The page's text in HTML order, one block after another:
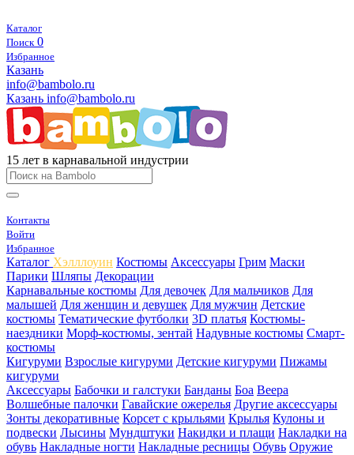
Каталог
Поиск 0
Избранное
Казань
info@bambolo.ru
Казань info@bambolo.ru
15 лет в карнавальной индустрии
Контакты
Войти
Избранное
Каталог Хэлллоуин Костюмы Аксессуары Грим Маски
Парики Шляпы Декорации
Карнавальные костюмы Для девочек Для мальчиков Для
малышей Для женщин и девушек Для мужчин Детские
костюмы Тематические футболки 3D платья Костюмы-
наездники Морф-костюмы, зентай Надувные костюмы Смарт-
костюмы
Кигуруми Взрослые кигуруми Детские кигуруми Пижамы
кигуруми
Аксессуары Бабочки и галстуки Банданы Боа Веера
Волшебные палочки Гавайские ожерелья Другие аксессуары
Зонты декоративные Корсет с крыльями Крылья Кулоны и
подвески Лысины Мундштуки Накидки и плащи Накладки на
обувь Накладные ногти Накладные ресницы Обувь Оружие